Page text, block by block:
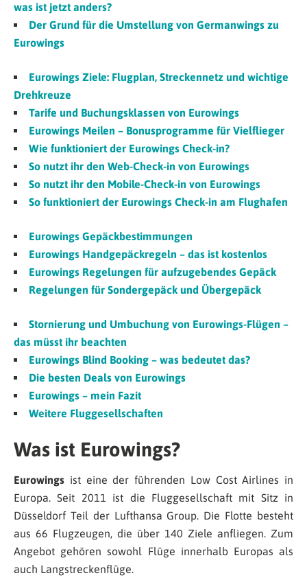
was ist jetzt anders?
Der Grund für die Umstellung von Germanwings zu
Eurowings
Eurowings Ziele: Flugplan, Streckennetz und wichtige
Drehkreuze
Tarife und Buchungsklassen von Eurowings
Eurowings Meilen – Bonusprogramme für Vielflieger
Wie funktioniert der Eurowings Check-in?
So nutzt ihr den Web-Check-in von Eurowings
So nutzt ihr den Mobile-Check-in von Eurowings
So funktioniert der Eurowings Check-in am Flughafen
Eurowings Gepäckbestimmungen
Eurowings Handgepäckregeln – das ist kostenlos
Eurowings Regelungen für aufzugebendes Gepäck
Regelungen für Sondergepäck und Übergepäck
Stornierung und Umbuchung von Eurowings-Flügen –
das müsst ihr beachten
Eurowings Blind Booking – was bedeutet das?
Die besten Deals von Eurowings
Eurowings – mein Fazit
Weitere Fluggesellschaften
Was ist Eurowings?
Eurowings ist eine der führenden Low Cost Airlines in
Europa. Seit 2011 ist die Fluggesellschaft mit Sitz in
Düsseldorf Teil der Lufthansa Group. Die Flotte besteht
aus 66 Flugzeugen, die über 140 Ziele anfliegen. Zum
Angebot gehören sowohl Flüge innerhalb Europas als
auch Langstreckenflüge.